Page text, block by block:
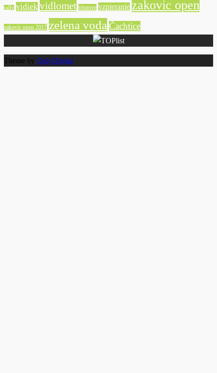
rally vidiek vidlomet visnove vzpieranie zakovic open
zakovic open 2017 zelena voda Čachtice
Theme by OnlyDigital